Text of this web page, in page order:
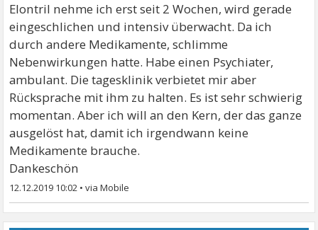
Elontril nehme ich erst seit 2 Wochen, wird gerade
eingeschlichen und intensiv überwacht. Da ich
durch andere Medikamente, schlimme
Nebenwirkungen hatte. Habe einen Psychiater,
ambulant. Die tagesklinik verbietet mir aber
Rücksprache mit ihm zu halten. Es ist sehr schwierig
momentan. Aber ich will an den Kern, der das ganze
ausgelöst hat, damit ich irgendwann keine
Medikamente brauche.
Dankeschön
12.12.2019 10:02 •